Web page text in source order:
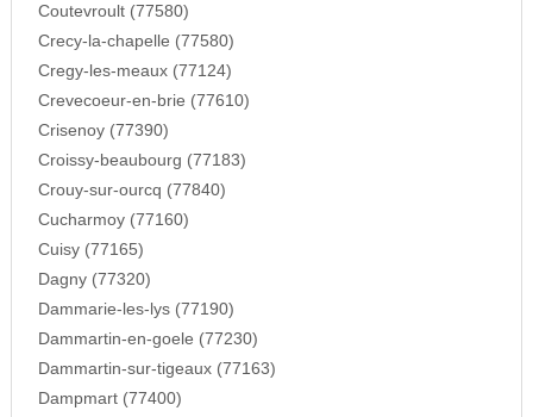
Coutevroult (77580)
Crecy-la-chapelle (77580)
Cregy-les-meaux (77124)
Crevecoeur-en-brie (77610)
Crisenoy (77390)
Croissy-beaubourg (77183)
Crouy-sur-ourcq (77840)
Cucharmoy (77160)
Cuisy (77165)
Dagny (77320)
Dammarie-les-lys (77190)
Dammartin-en-goele (77230)
Dammartin-sur-tigeaux (77163)
Dampmart (77400)